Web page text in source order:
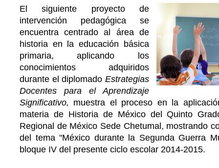
El siguiente proyecto de
intervención pedagógica se
encuentra centrado al área de
historia en la educación básica
primaria, aplicando los
conocimientos adquiridos
durante el diplomado Estrategias
Docentes para el Aprendizaje
Significativo, muestra el proceso en la
materia de Historia de México del Quinto
Regional de México Sede Chetumal, mostrando
del tema "México durante la Segunda Guerra
bloque IV del presente ciclo escolar 2014-2015.